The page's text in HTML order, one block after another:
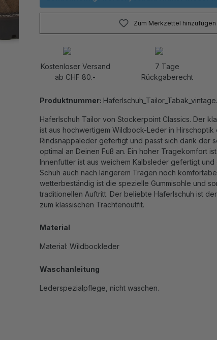
Zum Merkzettel hinzufügen
Kostenloser Versand
ab CHF 80.-
7 Tage
Rückgaberecht
Produktnummer:
Haferlschuh Tailor von Stockerpoint Classics. Der
ist aus hochwertigem Wildbock-Leder in Hirschoptik
Rindsnappaleder gefertigt und passt sich dank der
optimal an Deinen Fuß an. Ein hoher Tragekomfort
Innenfutter ist aus weichem Kalbsleder gefertigt
Schuh auch nach längerem Tragen noch
wetterbeständig ist die spezielle Gummisohle und
traditionellen Auftritt. Der beliebte Haferlschuh ist
zum klassischen Trachtenoutfit.
Material
Material: Wildbockleder
Waschanleitung
Lederspezialpflege, nicht waschen.